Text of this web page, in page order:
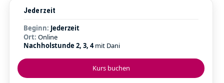
Kurs buchen
Jederzeit
Beginn: Jederzeit
Ort: Online
Nachholstunde 2, 3, 4mit Dani